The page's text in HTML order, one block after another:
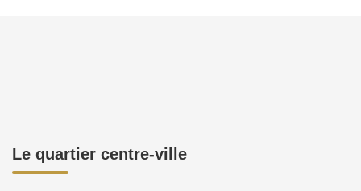
Le quartier centre-ville